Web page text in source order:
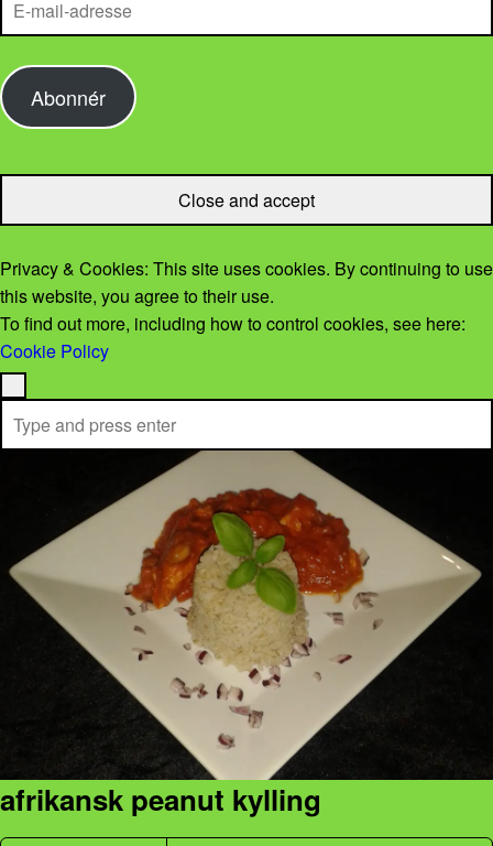
Abonnér
Privacy & Cookies: This site uses cookies. By continuing to use
this website, you agree to their use.
To find out more, including how to control cookies, see here:
Cookie Policy
Search
afrikansk peanut kylling